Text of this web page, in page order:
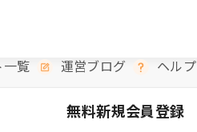
一覧 運営ブログ ヘルプ
無料新規会員登録